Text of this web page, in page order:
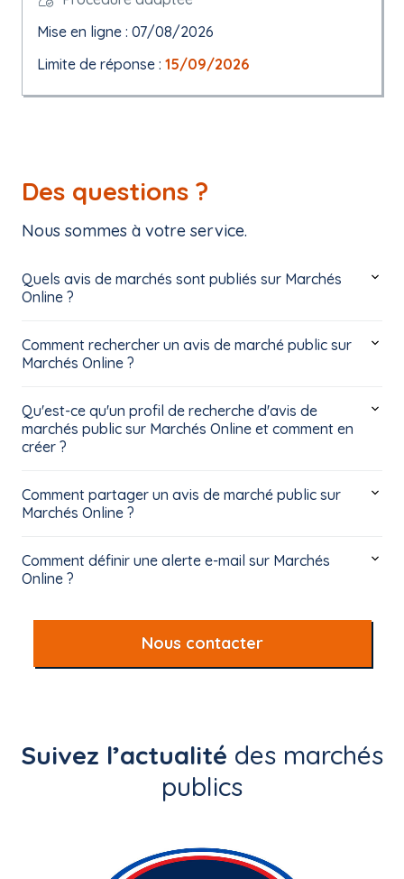
Mise en ligne : 07/08/2026
Limite de réponse : 15/09/2026
Des questions ?
Nous sommes à votre service.
Quels avis de marchés sont publiés sur Marchés
Online ?
Comment rechercher un avis de marché public sur
Marchés Online ?
Qu'est-ce qu'un profil de recherche d'avis de
marchés public sur Marchés Online et comment en
créer ?
Comment partager un avis de marché public sur
Marchés Online ?
Comment définir une alerte e-mail sur Marchés
Online ?
Nous contacter
Suivez l’actualité des marchés
publics